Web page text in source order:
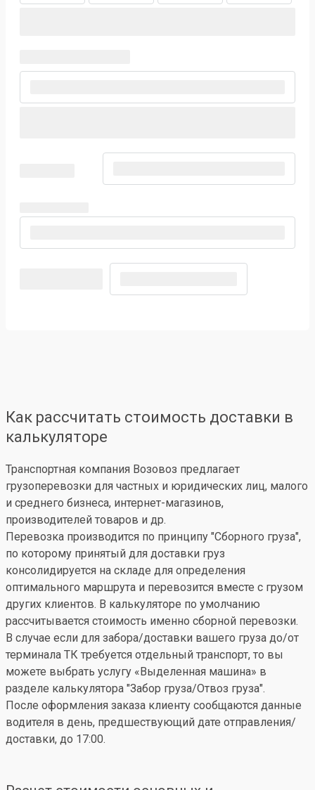
Как рассчитать стоимость доставки в
калькуляторе
Транспортная компания Возовоз предлагает
грузоперевозки для частных и юридических лиц, малого
и среднего бизнеса, интернет-магазинов,
производителей товаров и др.
Перевозка производится по принципу "Сборного груза",
по которому принятый для доставки груз
консолидируется на складе для определения
оптимального маршрута и перевозится вместе с грузом
других клиентов. В калькуляторе по умолчанию
рассчитывается стоимость именно сборной перевозки.
В случае если для забора/доставки вашего груза до/от
терминала ТК требуется отдельный транспорт, то вы
можете выбрать услугу «Выделенная машина» в
разделе калькулятора "Забор груза/Отвоз груза".
После оформления заказа клиенту сообщаются данные
водителя в день, предшествующий дате отправления/
доставки, до 17:00.